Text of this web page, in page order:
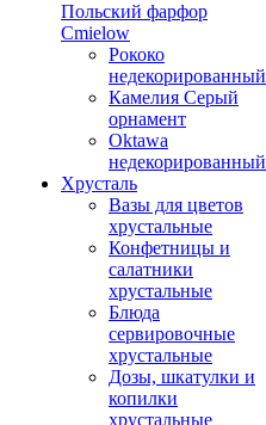
Польский фарфор
Сmielow
Рококо
недекорированный
Камелия Серый
орнамент
Oktawa
недекорированный
Хрусталь
Вазы для цветов
хрустальные
Конфетницы и
салатники
хрустальные
Блюда
сервировочные
хрустальные
Дозы, шкатулки и
копилки
хрустальные